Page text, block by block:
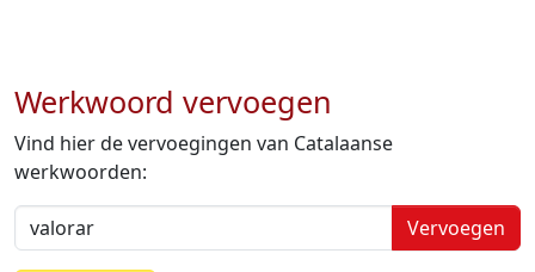
Werkwoord vervoegen
Vind hier de vervoegingen van Catalaanse
werkwoorden:
Vervoegen